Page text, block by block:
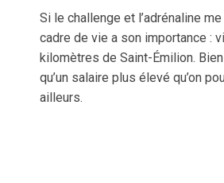
Si le challenge et l’adrénaline
cadre de vie a son importance :
kilomètres de Saint-Émilion.
qu’un salaire plus élevé qu’on
ailleurs.